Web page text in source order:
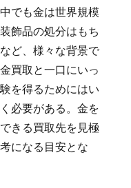
でも金は世界規模
飾品の処分はもち
ど、様々な背景で
買取と一口にいっ
を得るためにはい
必要がある。金を
きる買取先を見極
になる目安とな